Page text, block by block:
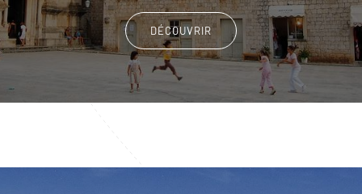
DÉCOUVRIR